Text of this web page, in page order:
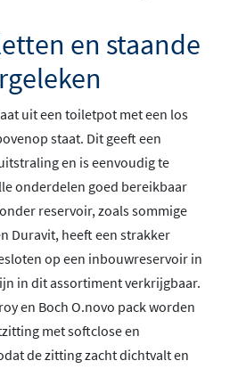
en staande
uit een toiletpot met een los
staat. Dit geeft een
en is eenvoudig te
onderdelen goed bereikbaar
reservoir, zoals sommige
Duravit, heeft een strakker
op een inbouwreservoir in
in dit assortiment verkrijgbaar.
en Boch O.novo pack worden
met softclose en
de zitting zacht dichtvalt en